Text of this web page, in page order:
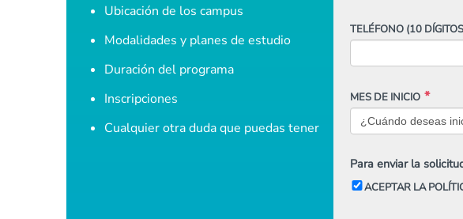
Ubicación de los campus
Modalidades y planes de estudio
Duración del programa
Inscripciones
Cualquier otra duda que puedas tener
TELÉFONO (10
MES DE INICIO
Para enviar la
ACEPTAR LA